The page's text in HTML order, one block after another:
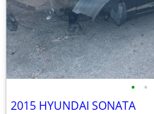
• •
2015 HYUNDAI SONATA